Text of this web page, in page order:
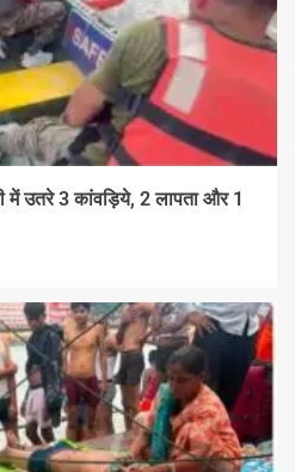
में उतरे 3 कांवड़िये, 2 लापता और 1